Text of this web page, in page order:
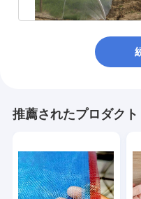
推薦されたプロダクト